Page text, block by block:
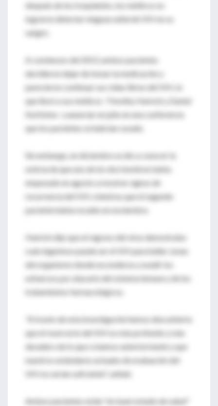
después de los trasplantes, los médicos no
lograron detectar ninguna señal de VIH en su
sangre.
A comienzos del 2013, ambos pacientes
decidieron dejar de tomar la medicación y
parecieron continuar sus vidas libres del VIH, lo
que llevó a sus médicos -Timothy Henrich y Daniel
Kuritzkes- a anunciar en julio en una conferencia
que los pacientes se habrían curado.
Sin embargo, en diciembre se dio a conocer la
noticia de que uno de los dos hombres había
empezado en agosto a mostrar signos de
recurrencia del VIH, mientras que el segundo
paciente había recaído en noviembre.
Henrich dijo que el regreso del virus demostraba
cuán ingenioso puede ser el VIH para hallar zonas
del organismo donde esconderse y evadir los
esfuerzos por atacarlo del sistema inmune y de los
tratamientos farmacológicos.
"A través de esta investigación hemos descubierto
que el reservorio del VIH es más profundo y más
duradero de lo que creíamos anteriormente y que
nuestros estándares actuales de evaluación del
VIH no serían suficiente", señaló.
Ambos pacientes están "en buen estado de salud"